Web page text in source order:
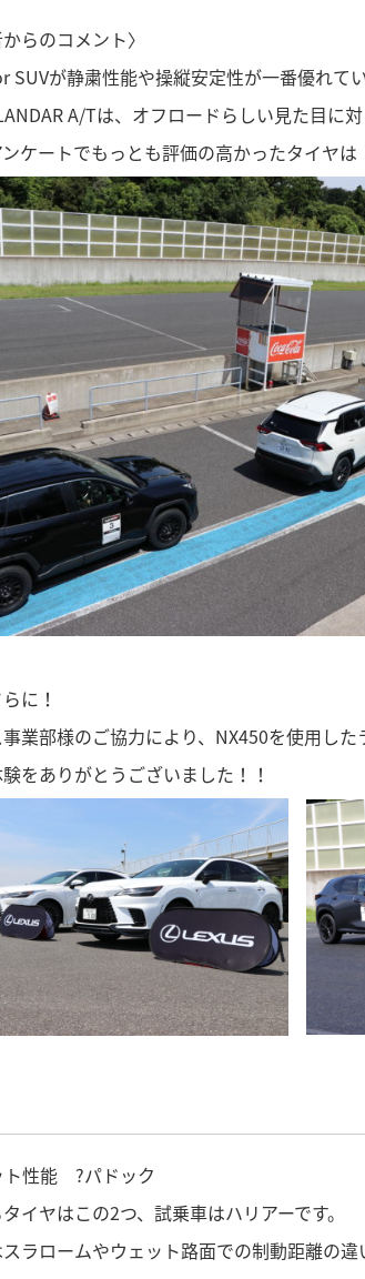
らのコメント〉
SUVが静粛性能や操縦安定性が一番優れて
A/Tは、オフロードらしい見た目に
ケートでもっとも評価の高かったタイヤ
に！
業部様のご協力により、NX450を使用し
をありがとうございました！！
性能 ?パドック
イヤはこの2つ、試乗車はハリアーです。
ラロームやウェット路面での制動距離の違